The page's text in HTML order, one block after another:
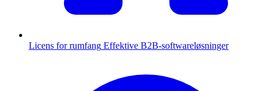
Licens for rumfang Effektive B2B-softwareløsninger